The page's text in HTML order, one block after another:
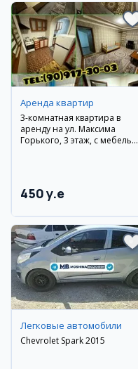
Аренда квартир
3-комнатная квартира в
аренду на ул. Максима
Горького, 3 этаж, с мебелью
450 y.e
Легковые автомобили
Chevrolet Spark 2015